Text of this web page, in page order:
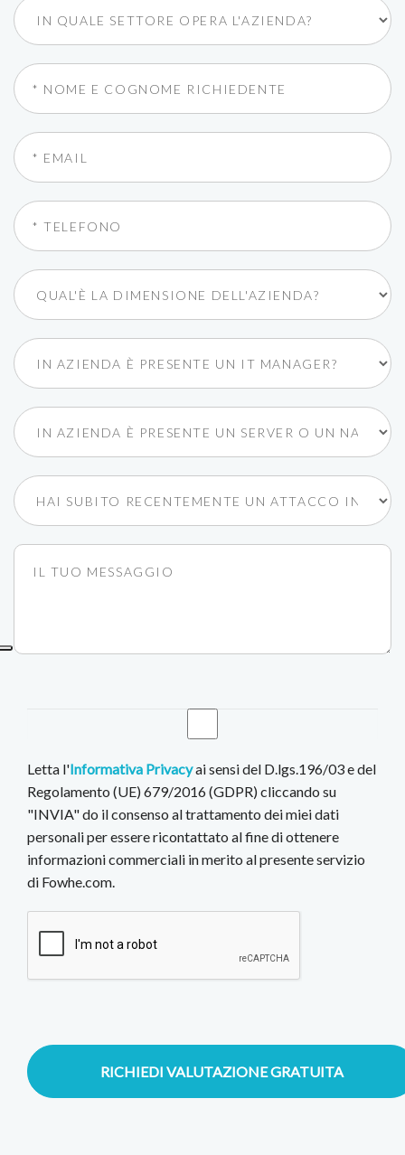
Letta l'Informativa Privacyai sensi del D.lgs.196/03 e del
Regolamento (UE) 679/2016 (GDPR) cliccando su
"INVIA" do il consenso al trattamento dei miei dati
personali per essere ricontattato al fine di ottenere
informazioni commerciali in merito al presente servizio
di Fowhe.com.
RICHIEDI VALUTAZIONE GRATUITA